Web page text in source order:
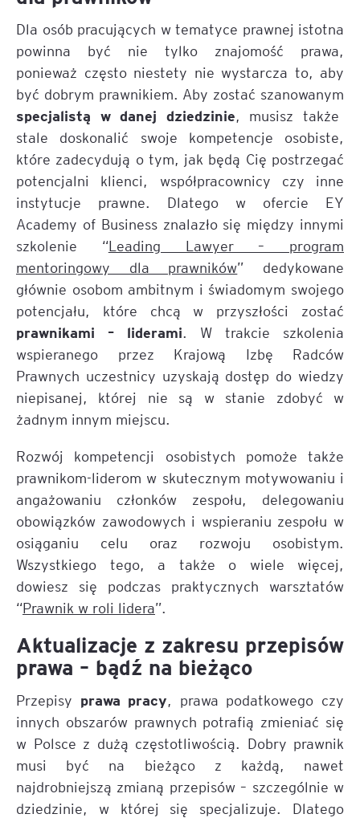
Dla osób pracujących w tematyce prawnej istotna
powinna być nie tylko znajomość prawa,
ponieważ często niestety nie wystarcza to, aby
być dobrym prawnikiem. Aby zostać szanowanym
specjalistą w danej dziedzinie , musisz także
stale doskonalić swoje kompetencje osobiste,
które zadecydują o tym, jak będą Cię postrzegać
potencjalni klienci, współpracownicy czy inne
instytucje prawne. Dlatego w ofercie EY
Academy of Business znalazło się między innymi
szkolenie “Leading Lawyer – program
mentoringowy dla prawników” dedykowane
głównie osobom ambitnym i świadomym swojego
potencjału, które chcą w przyszłości zostać
prawnikami – liderami . W trakcie szkolenia
wspieranego przez Krajową Izbę Radców
Prawnych uczestnicy uzyskają dostęp do wiedzy
niepisanej, której nie są w stanie zdobyć w
żadnym innym miejscu.
Rozwój kompetencji osobistych pomoże także
prawnikom-liderom w skutecznym motywowaniu i
angażowaniu członków zespołu, delegowaniu
obowiązków zawodowych i wspieraniu zespołu w
osiąganiu celu oraz rozwoju osobistym.
Wszystkiego tego, a także o wiele więcej,
dowiesz się podczas praktycznych warsztatów
“Prawnik w roli lidera”.
Aktualizacje z zakresu przepisów
prawa – bądź na bieżąco
Przepisy prawa pracy , prawa podatkowego czy
innych obszarów prawnych potrafią zmieniać się
w Polsce z dużą częstotliwością. Dobry prawnik
musi być na bieżąco z każdą, nawet
najdrobniejszą zmianą przepisów – szczególnie w
dziedzinie, w której się specjalizuje. Dlatego